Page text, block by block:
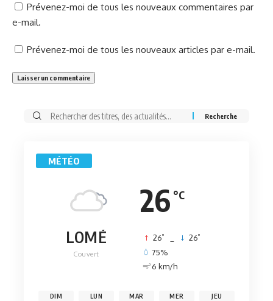
Prévenez-moi de tous les nouveaux commentaires par
e-mail.
Prévenez-moi de tous les nouveaux articles par e-mail.
Rechercher:
MÉTÉO
26 °C
LOMÉ
Couvert
26° 26°
75%
6 km/h
DIM LUN MAR MER JEU